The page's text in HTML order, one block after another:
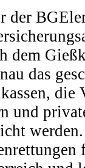
dem
das
die
und